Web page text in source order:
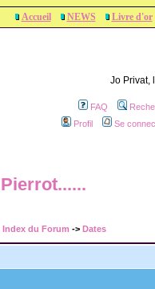
Accueil NEWS Livre d'or
Jo Privat,
FAQ
Profil
Se
Index du Forum -> Dates